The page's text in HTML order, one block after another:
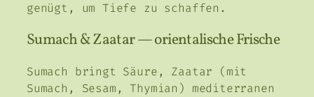
genügt, um Tiefe zu schaffen.
Sumach & Zaatar — orientalische Frische
Sumach bringt Säure, Zaatar (mit
Sumach, Sesam, Thymian) mediterranen